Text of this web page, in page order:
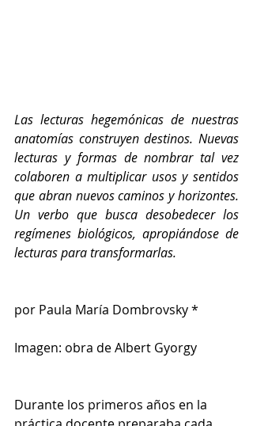
Las lecturas hegemónicas de nuestras
anatomías construyen destinos. Nuevas
lecturas y formas de nombrar tal vez
colaboren a multiplicar usos y sentidos
que abran nuevos caminos y horizontes.
Un verbo que busca desobedecer los
regímenes biológicos, apropiándose de
lecturas para transformarlas.
por Paula María Dombrovsky *
Imagen: obra de Albert Gyorgy
Durante los primeros años en la